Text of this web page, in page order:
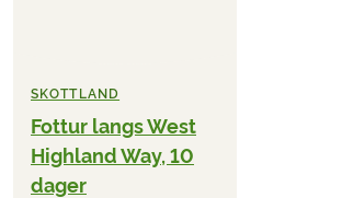
SKOTTLAND
Fottur langs West
Highland Way, 10
dager